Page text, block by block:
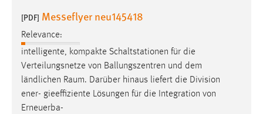
[PDF] Messeflyer neu145418
Relevance:
intelligente, kompakte Schaltstationen für die
Verteilungsnetze von Ballungszentren und dem
ländlichen Raum. Darüber hinaus liefert die Division
ener- gieeffiziente Lösungen für die Integration von
Erneuerba-